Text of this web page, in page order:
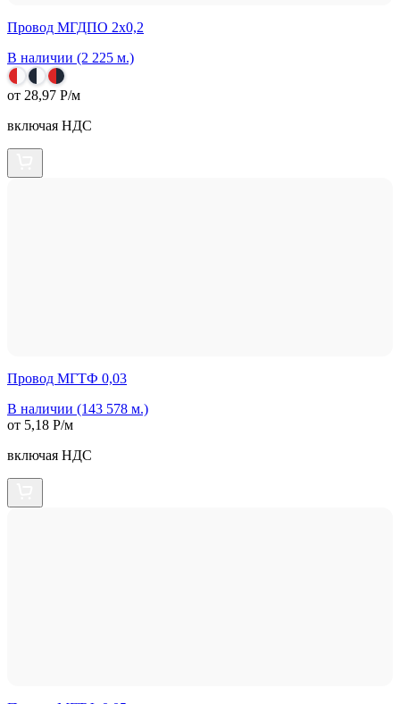
Провод МГДПО 2х0,2
В наличии (2 225 м.)
от 28,97 Р/м
включая НДС
Провод МГТФ 0,03
В наличии (143 578 м.)
от 5,18 Р/м
включая НДС